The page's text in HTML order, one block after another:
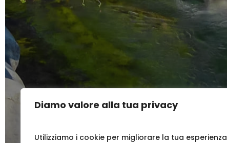
Diamo valore alla tua privacy
Utilizziamo i cookie per migliorare la tua esperienza